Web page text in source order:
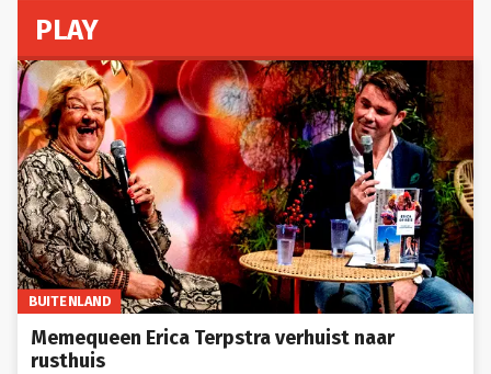
PLAY
BUITENLAND
Memequeen Erica Terpstra verhuist naar
rusthuis